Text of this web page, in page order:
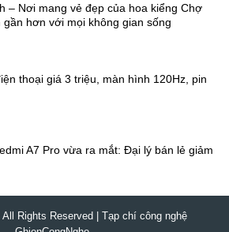
– Nơi mang vẻ đẹp của hoa kiểng Chợ
gần hơn với mọi không gian sống
thoại giá 3 triệu, màn hình 120Hz, pin
A7 Pro vừa ra mắt: Đại lý bán lẻ giảm
Rights Reserved | Tạp chí công nghệ